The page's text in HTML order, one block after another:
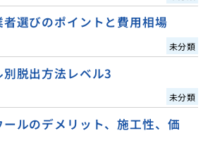
者選びのポイントと費用相場
未分類
脱出方法レベル3
未分類
ルのデメリット、施工性、価